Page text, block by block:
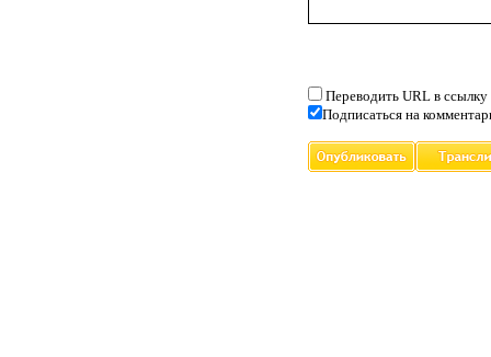
Переводить URL в ссылку
Подписаться на